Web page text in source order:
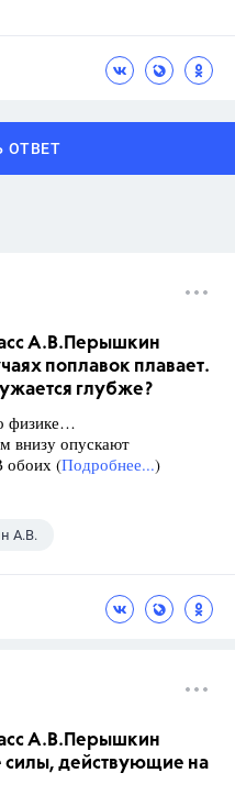
ОТВЕТ
А.В.Перышкин
поплавок плавает.
глубже?
физике…
внизу опускают
обоих (Подробнее...)
А.В.
А.В.Перышкин
силы, действующие на